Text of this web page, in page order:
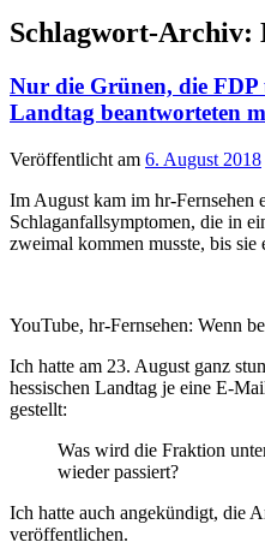
Schlagwort-Archiv:
Nur die Grünen, die FDP
Landtag beantworteten
Veröffentlicht am 6. August 2018
Im August kam im hr-Fernsehen
Schlaganfallsymptomen, die in
zweimal kommen musste, bis sie
YouTube, hr-Fernsehen: Wenn
Ich hatte am 23. August ganz
hessischen Landtag je eine E-
gestellt:
Was wird die Fraktion
wieder passiert?
Ich hatte auch angekündigt, die
veröffentlichen.